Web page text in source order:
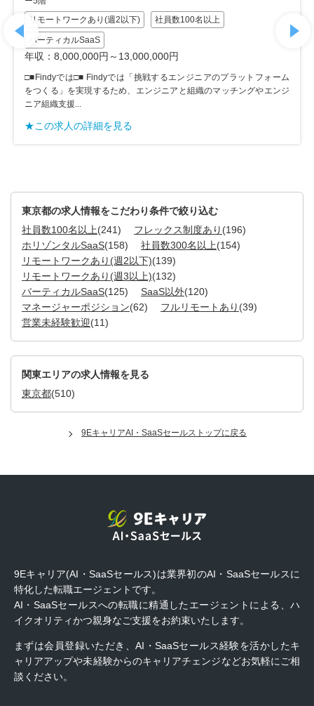
リモートワークあり(週2以下)
社員数100名以上
バーティカルSaaS
収：8,000,000円～13,000,000円
では□■ Findyでは「挑戦するエンジニアのプラットフォーム
つくる」を実現するため、エンジニアと組織のマッチングやエンジ
ア組織支援...
この求人の詳細を見る
ホリ
東京都の求人情報をこだわり条件で絞り込む
社員数100名以上(241) フレックス制度あり (196)
ホリゾンタルSaaS(158) 社員数300名以上(154)
リモートワークあり(週2以下)(139)
リモートワークあり(週3以上)(132)
バーティカルSaaS(125) SaaS以外(120)
マネージャーポジション(62) フルリモートあり (39)
営業未経験歓迎(11)
関東エリアの求人情報を見る
東京都(510)
9EキャリアAI・SaaSセールストップに戻る
9Eキャリア(AI・SaaSセールス)は業界初のAI・SaaSセールスに
特化した転職エージェントです。
AI・SaaSセールスへの転職に精通したエージェントによる、ハ
イクオリティかつ親身なご支援をお約束いたします。
まずは会員登録いただき、AI・SaaSセールス経験を活かしたキ
ャリアアップや未経験からのキャリアチェンジなどお気軽にご相
談ください。